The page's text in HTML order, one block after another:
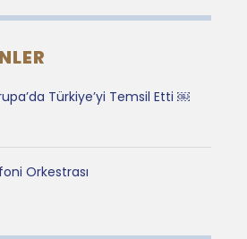
Türkiye’yi Temsil Etti ￼
Orkestrası